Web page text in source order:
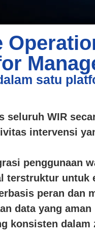
satu
seluruh WIR
intervensi
penggunaan
terstruktur untuk
peran dan
data yang aman
konsisten dalam